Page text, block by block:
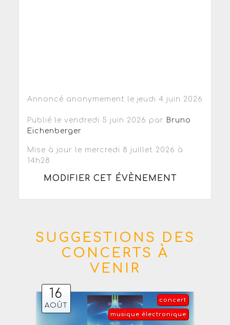
Annoncé anonymement le jeudi 4 juin 2026
Publié le vendredi 5 juin 2026 par Bruno
Eichenberger
Mise à jour le mercredi 8 juillet 2026 à
14h28
MODIFIER CET ÉVÈNEMENT
SUGGESTIONS DES
CONCERTS À
VENIR
16
AOÛT
concert
musique électronique